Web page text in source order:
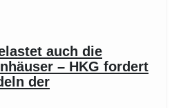
auch die
– HKG fordert
der